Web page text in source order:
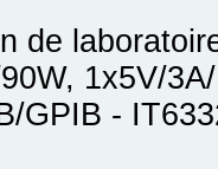
de
1x5V/
GPIB -